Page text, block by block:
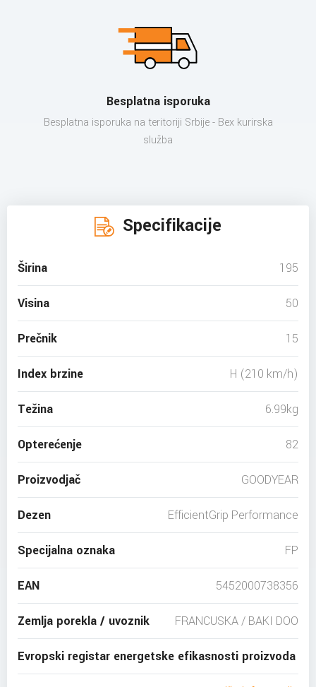
Besplatna isporuka
Besplatna isporuka na teritoriji Srbije - Bex kurirska
služba
Specifikacije
Širina 195
Visina 50
Prečnik 15
Index brzine H (210 km/h)
Težina 6.99kg
Opterećenje 82
Proizvodjač GOODYEAR
Dezen EfficientGrip Performance
Specijalna oznaka FP
EAN 5452000738356
Zemlja porekla / uvoznik FRANCUSKA / BAKI DOO
Evropski registar energetske efikasnosti proizvoda